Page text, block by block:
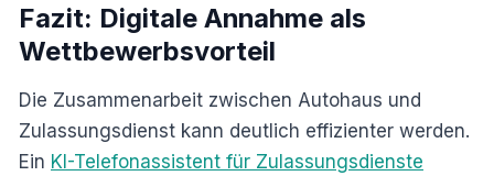
Fazit: Digitale Annahme als
Wettbewerbsvorteil
Die Zusammenarbeit zwischen Autohaus und
Zulassungsdienst kann deutlich effizienter werden.
Ein KI-Telefonassistent für Zulassungsdienste